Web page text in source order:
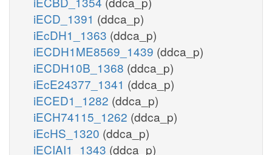
iECD_1391 (ddca_p)
iEcDH1_1363 (ddca_p)
iECDH1ME8569_1439 (ddca_p)
iECDH10B_1368 (ddca_p)
iEcE24377_1341 (ddca_p)
iECED1_1282 (ddca_p)
iECH74115_1262 (ddca_p)
iEcHS_1320 (ddca_p)
iECIAI1_1343 (ddca_p)